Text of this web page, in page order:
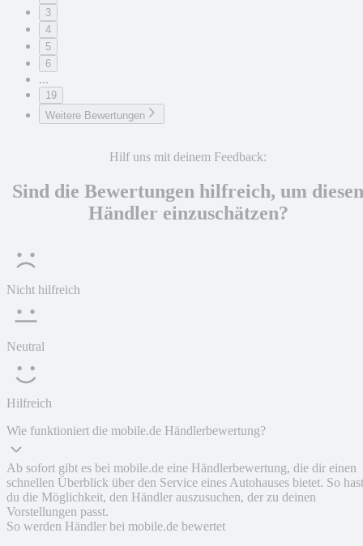
3
4
5
6
...
19
Weitere Bewertungen
Hilf uns mit deinem Feedback:
Sind die Bewertungen hilfreich, um diesen
Händler einzuschätzen?
Nicht hilfreich
Neutral
Hilfreich
Wie funktioniert die mobile.de Händlerbewertung?
Ab sofort gibt es bei mobile.de eine Händlerbewertung, die dir einen
schnellen Überblick über den Service eines Autohauses bietet. So hast
du die Möglichkeit, den Händler auszusuchen, der zu deinen
Vorstellungen passt.
So werden Händler bei mobile.de bewertet